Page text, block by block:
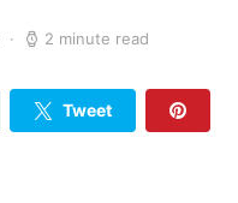
2 minute read
Tweet